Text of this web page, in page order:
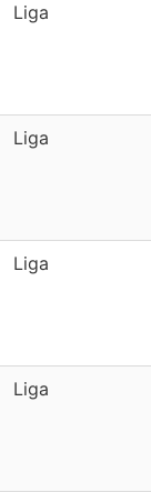
Liga
Liga
Liga
Liga